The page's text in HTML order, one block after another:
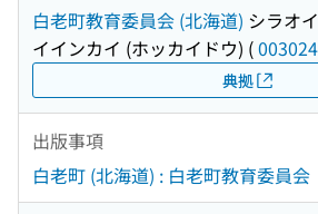
白老町教育委員会 (北海道) シラオ
イインカイ (ホッカイドウ) (
典拠
出版事項
白老町 (北海道) : 白老町教育委員会